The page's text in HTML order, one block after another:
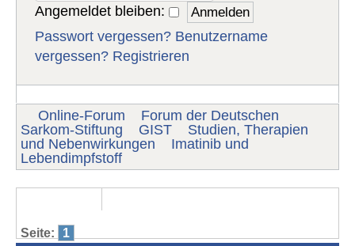
Angemeldet bleiben:
Passwort vergessen? Benutzername
vergessen? Registrieren
Online-Forum
Forum der Deutschen
Sarkom-Stiftung
GIST
Studien, Therapien
und Nebenwirkungen
Imatinib und
Lebendimpfstoff
Seite: 1